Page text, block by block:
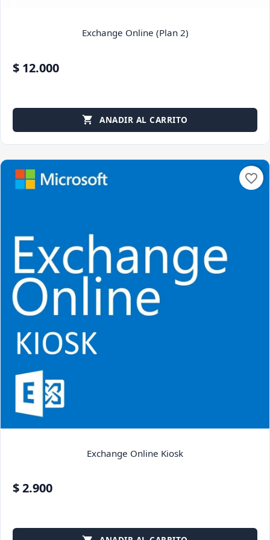
Exchange Online (Plan 2)
$ 12.000
 ANADIR AL CARRITO
favorite_border
Exchange Online Kiosk
$ 2.900